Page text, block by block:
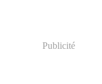
Publicité